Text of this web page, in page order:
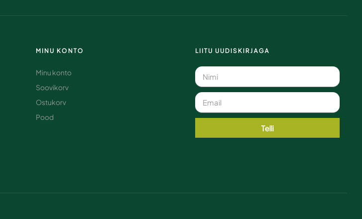
MINU KONTO
Minu konto
Soovikorv
Ostukorv
Pood
LIITU UUDISKIRJAGA
Telli